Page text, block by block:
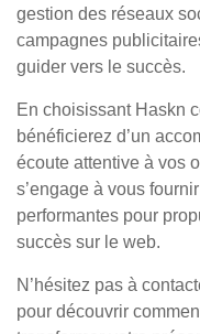
gestion des réseaux
campagnes
guider vers le succès.
En choisissant Haskn
bénéficierez d’un
écoute attentive à vos
s’engage à vous
performantes pour
succès sur le web.
N’hésitez pas à
pour découvrir